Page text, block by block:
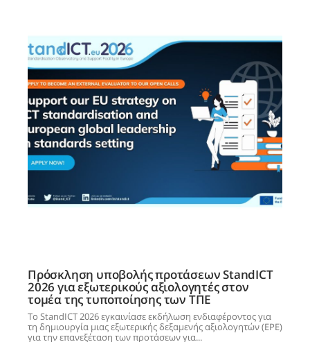
Πρόσκληση υποβολής προτάσεων StandICT
2026 για εξωτερικούς αξιολογητές στον
τομέα της τυποποίησης των ΤΠΕ
Το StandICT 2026 εγκαινίασε εκδήλωση ενδιαφέροντος για
τη δημιουργία μιας εξωτερικής δεξαμενής αξιολογητών (EPE)
για την επανεξέταση των προτάσεων για...